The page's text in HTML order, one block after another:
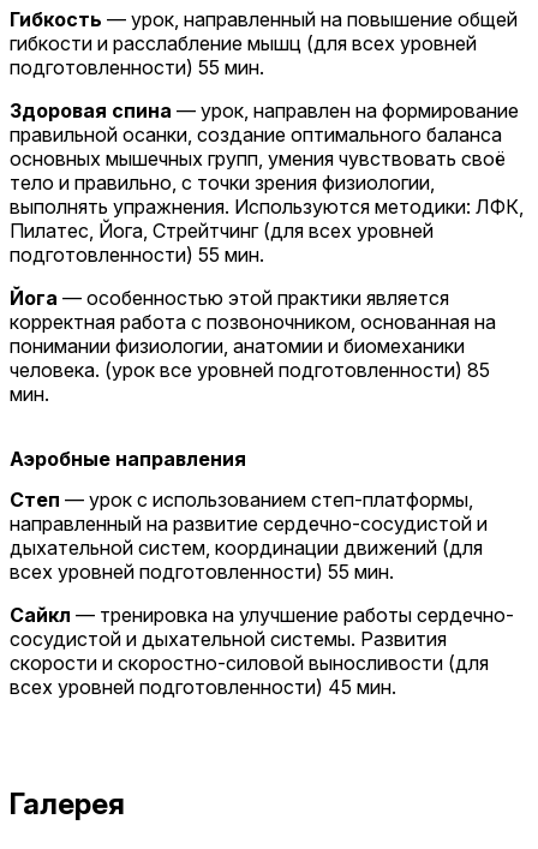
Гибкость — урок, направленный на повышение общей
гибкости и расслабление мышц (для всех уровней
подготовленности) 55 мин.
Здоровая спина — урок, направлен на формирование
правильной осанки, создание оптимального баланса
основных мышечных групп, умения чувствовать своё
тело и правильно, с точки зрения физиологии,
выполнять упражнения. Используются методики: ЛФК,
Пилатес, Йога, Стрейтчинг (для всех уровней
подготовленности) 55 мин.
Йога — особенностью этой практики является
корректная работа с позвоночником, основанная на
понимании физиологии, анатомии и биомеханики
человека. (урок все уровней подготовленности) 85
мин.
Аэробные направления
Степ — урок с использованием степ-платформы,
направленный на развитие сердечно-сосудистой и
дыхательной систем, координации движений (для
всех уровней подготовленности) 55 мин.
Сайкл — тренировка на улучшение работы сердечно-
сосудистой и дыхательной системы. Развития
скорости и скоростно-силовой выносливости (для
всех уровней подготовленности) 45 мин.
Галерея